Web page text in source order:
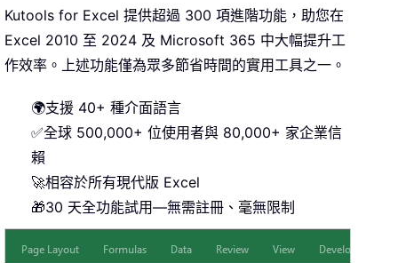
Kutools for Excel 提供超過 300 項進階功能，助您在
Excel 2010 至 2024 及 Microsoft 365 中大幅提升工
作效率。上述功能僅為眾多節省時間的實用工具之一。
🌍支援 40+ 種介面語言
✅全球 500,000+ 位使用者與 80,000+ 家企業信
賴
🚀相容於所有現代版 Excel
🎁30 天全功能試用—無需註冊、毫無限制